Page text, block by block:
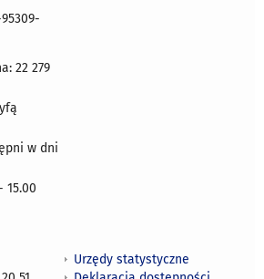
22 279
w dni
15.00
Urzędy statystyczne